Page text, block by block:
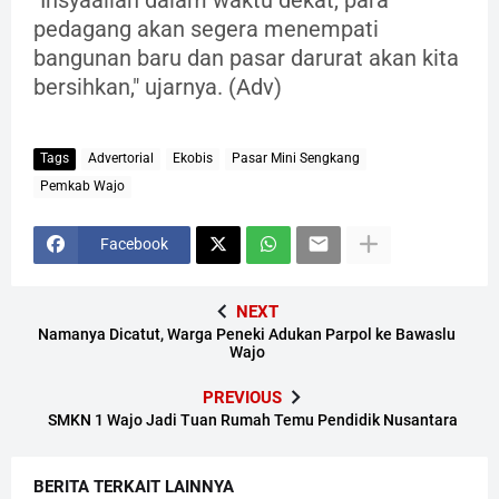
pedagang akan segera menempati
bangunan baru dan pasar darurat akan kita
bersihkan," ujarnya. (Adv)
Tags Advertorial Ekobis
Pasar Mini Sengkang
Pemkab Wajo
Facebook
NEXT
Namanya Dicatut, Warga Peneki Adukan Parpol ke Bawaslu
Wajo
PREVIOUS
SMKN 1 Wajo Jadi Tuan Rumah Temu Pendidik Nusantara
BERITA TERKAIT LAINNYA